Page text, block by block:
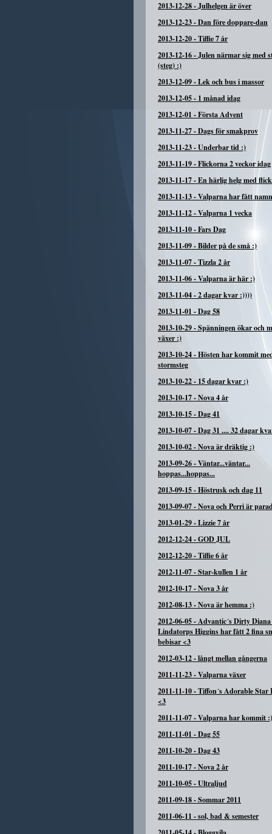
2013-12-28-Julhelgen är över
2013-12-23-Dan före doppare-dan
2013-12-20-Tiffie 7 år
2013-12-16-Julen närmar sig med
(steg) :)
2013-12-09-Lek och bus i massor
2013-12-05- 1 månad idag
2013-12-01 -Första Advent
2013-11-27-Dags för smakprov
2013-11-23-Underbar tid :)
2013-11-19-Flickorna 2 veckor idag
2013-11-17-En härlig helg med
2013-11-13-Valparna har fått namn
2013-11-12-Valparna 1 vecka
2013-11-10-Fars Dag
2013-11-09-Bilder på de små :)
2013-11-07-Tizzla 2 år
2013-11-06-Valparna är här :)
2013-11-04-2 dagar kvar :))))
2013-11-01 -Dag 58
2013-10-29-Spänningen ökar och
växer :)
2013-10-24-Hösten har kommit
stormsteg
2013-10-22- 15 dagar kvar :)
2013-10-17-Nova 4 år
2013-10-15-Dag 41
2013-10-07-Dag 31 .... 32 dagar
2013-10-02-Nova är dräktig :)
2013-09-26-Väntar...väntar...
hoppas...hoppas...
2013-09-15-Höstrusk och dag 11
2013-09-07-Nova och Perri är
2013-01-29-Lizzie 7 år
2012-12-24-GOD JUL
2012-12-20-Tiffie 6 år
2012-11-07-Star-kullen 1 år
2012-10-17-Nova 3 år
2012-08-13-Nova är hemma :)
2012-06-05-Advantic´s Dirty
Lindatorps Higgins har fått 2 fina
bebisar <3
2012-03-12-långt mellan gångerna
2011-11-23-Valparna växer
2011-11-10-Tiffon´s Adorable Star
<3
2011-11-07-Valparna har kommit :)
2011-11-01 -Dag 55
2011-10-20-Dag 43
2011-10-17-Nova 2 år
2011-10-05-Ultraljud
2011-09-18-Sommar 2011
2011-06-11 -sol, bad & semester